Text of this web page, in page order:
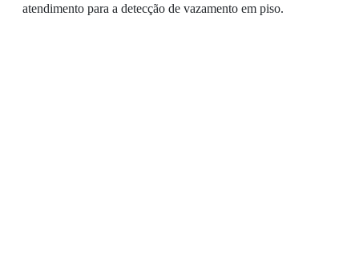
atendimento para a detecção de vazamento em piso.